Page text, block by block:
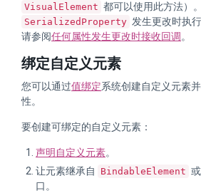
VisualElement 都可以使用此方法）
SerializedProperty 发生更改时执
请参阅任何属性发生更改时接收回调。
绑定自定义元素
您可以通过值绑定系统创建自定义元素
性。
要创建可绑定的自定义元素：
声明自定义元素。
让元素继承自
BindableElement
口。